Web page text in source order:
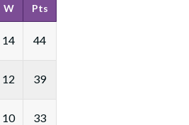
W Pts
14 44
12 39
10 33